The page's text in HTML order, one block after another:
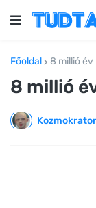
Főoldal 8 millió év
8 millió
Kozmokrator